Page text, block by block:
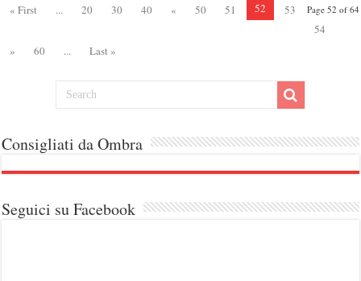
Page 52 of 64
« First ... 20 30 40 « 50 51 52
53
54
»
60 ... Last »
Consigliati da Ombra
Seguici su Facebook